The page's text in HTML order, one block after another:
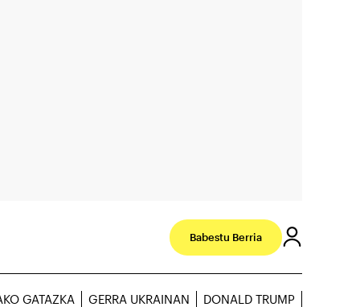
Babestu Berria
GATAZKA GERRA UKRAINAN DONALD TRUMP